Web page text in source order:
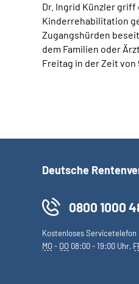
Dr. Ingrid Künzler
Kinderrehabilitation
Zugangshürden
dem Familien oder
Freitag in der Zeit von
Deutsche
0800 1000
Kostenloses Servicetelefon
MO- DO 08:00 - 19:00 Uhr,